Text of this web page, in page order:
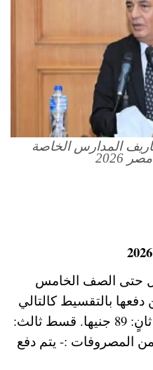
المدارس الخاصة
2026
حتى الصف الخامس
يمكن دفعها بالتقسيط كالتالي
قسط أول: 127 جنيها. قسط ثانٍ: 89 جنيها. قسط ثالث:
من المصروفات :- يتم دفع